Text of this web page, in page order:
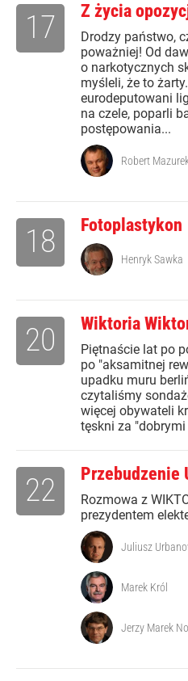
Z życia
Drodzy państwo,
poważniej! Od
o narkotycznych
myśleli, że to
eurodeputowani
na czele, poparli
postępowania...
17
Robert
Fotoplastykon
18 Henryk Sawka
Wiktoria
Piętnaście lat po
po "aksamitnej
upadku muru
czytaliśmy
więcej obywateli
tęskni za
20
Przebudzenie
Rozmowa z
prezydentem
22
Juliusz
Marek Król
Jerzy Marek